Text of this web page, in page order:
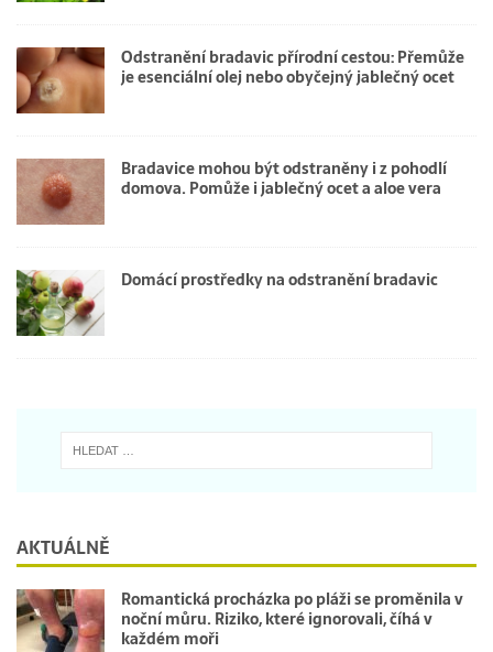
Odstranění bradavic přírodní cestou: Přemůže
je esenciální olej nebo obyčejný jablečný ocet
Bradavice mohou být odstraněny i z pohodlí
domova. Pomůže i jablečný ocet a aloe vera
Domácí prostředky na odstranění bradavic
AKTUÁLNĚ
Romantická procházka po pláži se proměnila v
noční můru. Riziko, které ignorovali, číhá v
každém moři